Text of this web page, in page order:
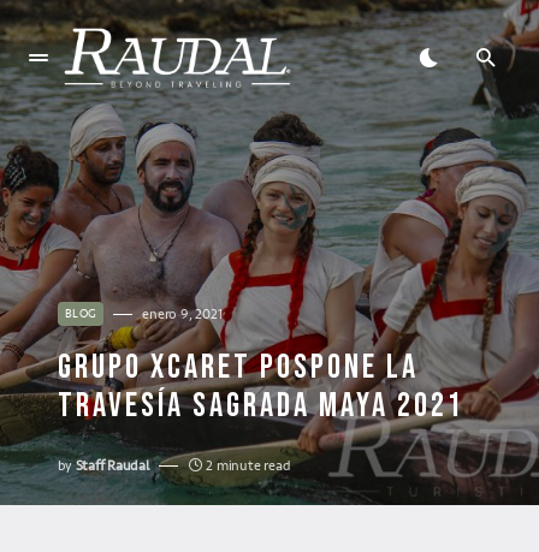
BLOG enero 9, 2021
GRUPO XCARET POSPONE LA
TRAVESÍA SAGRADA MAYA 2021
byStaff Raudal 2 minute read